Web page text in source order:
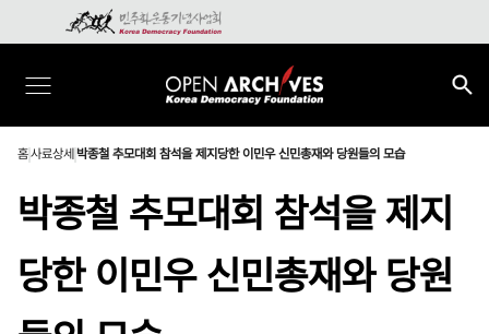
홈사료상세 박종철 추모대회 참석을 제지당한 이민우 신민총재와 당원들의 모습
박종철 추모대회 참석을 제지
당한 이민우 신민총재와 당원